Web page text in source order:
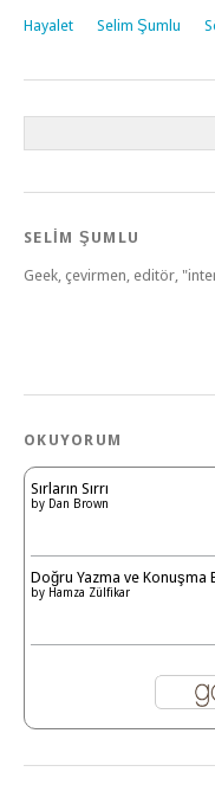
Hayalet Selim Şumlu
SELİM ŞUMLU
Geek, çevirmen, editör,
OKUYORUM
Sırların Sırrı
by Dan Brown
Doğru Yazma ve Konuşma
by Hamza Zülfikar